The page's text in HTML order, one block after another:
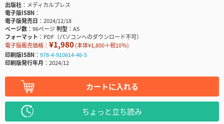
出版社
メディカルプレス
電子版ISBN
電子版発売日
2024/12/18
ページ数
96ページ判型
A5
フォーマット
PDF（パソコンへのダウンロード不可）
電子版販売価格： ¥1,980(本体¥1,800＋税10％)
印刷版ISBN
978-4-910614-46-5
印刷版発行年月
2024/12
カートに入れる
ちょっと立ち読み